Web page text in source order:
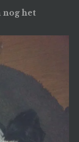
nog het